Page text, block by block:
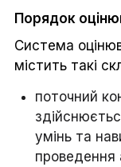
Порядок
Система
містить такі
поточний
умінь та
проведення